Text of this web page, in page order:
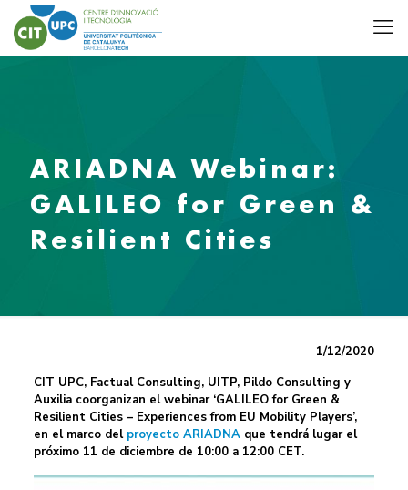
ARIADNA Webinar:
GALILEO for Green &
Resilient Cities
1/12/2020
CIT UPC, Factual Consulting, UITP, Pildo Consulting y
Auxilia coorganizan el webinar ‘GALILEO for Green &
Resilient Cities – Experiences from EU Mobility Players’,
en el marco del proyecto ARIADNAque tendrá lugar el
próximo 11 de diciembre de 10:00 a 12:00 CET.